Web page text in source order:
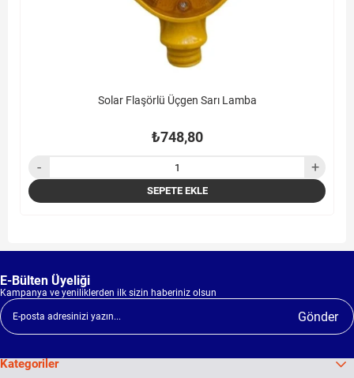
Solar Flaşörlü Üçgen Sarı Lamba
₺748,80
SEPETE EKLE
E-Bülten Üyeliği
Kampanya ve yeniliklerden ilk sizin haberiniz olsun
Gönder
Kategoriler